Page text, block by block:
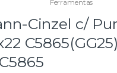
Ferramentas
Cinzel c/